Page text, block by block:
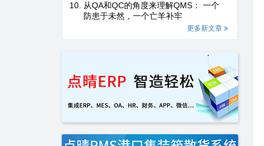
从QA和QC的角度来理解QMS： 一个
防患于未然，一个亡羊补牢
更多新文章